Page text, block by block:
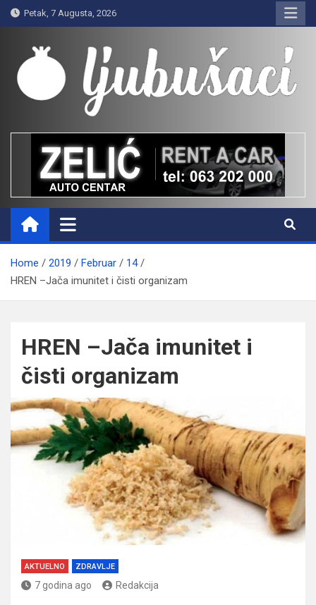
Skip
to
content
Petak, 7 Augusta, 2026
Ljubušaci
Svom voljenom gradu
Home 2019 Februar
14
HREN –Jača imunitet i čisti organizam
HREN –Jača imunitet i
čisti organizam
AKTUELNO ZDRAVLJE
7 godina ago Redakcija